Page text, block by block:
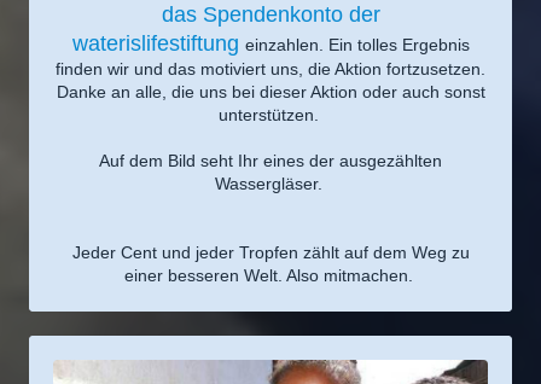
das Spendenkonto der
waterislifestiftung einzahlen. Ein tolles Ergebnis
finden wir und das motiviert uns, die Aktion fortzusetzen.
Danke an alle, die uns bei dieser Aktion oder auch sonst
unterstützen.
Auf dem Bild seht Ihr eines der ausgezählten
Wassergläser.
Jeder Cent und jeder Tropfen zählt auf dem Weg zu
einer besseren Welt. Also mitmachen.